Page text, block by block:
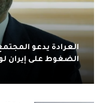
العرادة يدعو
الضغوط على إيران